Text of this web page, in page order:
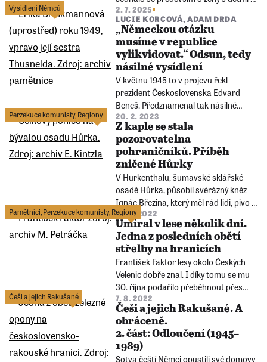
staré lidi. Tragický příběh brněnského
odsunu uslyšíte v bonusu Hlasů
paměti.
Vysídlení Němců
2. 7. 2025
LUCIE KORCOVÁ,ADAM DRDA
„Německou otázku
musíme v republice
vylikvidovat.“ Odsun, tedy
násilné vysídlení
V květnu 1945 to v projevu řekl
prezident Československa Edvard
Beneš. Předznamenal tak násilné
vysídlení Němců, tedy „odsun“. Jenže
lidé nejsou věci, které odsunete, když
už je nepotřebujete. Ke spravedlivému
individuálnímu vyrovnání tak nedošlo.
Perzekuce komunisty,Regiony 20. 2. 2023
Z kaple se stala
pozorovatelna
pohraničníků. Příběh
zničené Hůrky
V Hurkenthalu, šumavské sklářské
osadě Hůrka, působil svérázný kněz
Ignác Březina, který měl rád lidi, pivo a
během kázání nenápadně šňupal
tabák. Malé příběhy této vsi byly
ukončeny velkými dějinami. Hůrka na
počátku 50. let lehla popelem, vojáci
zničili všechno.
Pamětníci,Perzekuce komunisty,Regiony
9. 11. 2022
Umíral v lese několik dní.
Jedna z posledních obětí
střelby na hranicích
František Faktor lesy okolo Českých
Velenic dobře znal. I díky tomu se mu
30. října podařilo přeběhnout přes
hranici s Rakouskem. Kulka
československého pohraničníka ho
zasáhla až na rakouském území.
Češi a jejich Rakušané 7. 8. 2022
Češi a jejich Rakušané. A
obráceně.
2. část: Odloučení (1945–
1989)
Sotva čeští Němci opustili své domovy